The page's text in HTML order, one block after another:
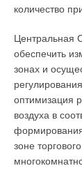
количество
Центральная
обеспечить
зонах и
оптимизация
воздуха в
зоне
филиалов
городе
BUDERUS